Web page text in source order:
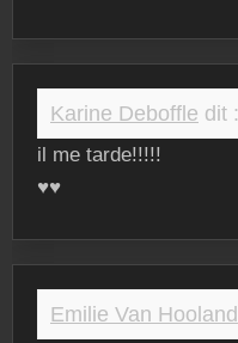
Karine Deboffle dit :
il me tarde!!!!!
♥♥
Emilie Van Hooland